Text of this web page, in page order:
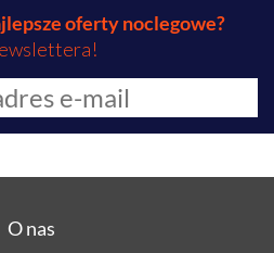
oferty noclegowe?
O nas